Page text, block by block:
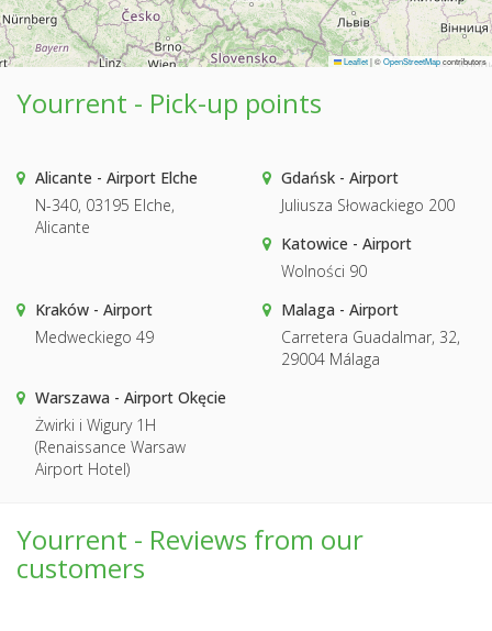
Leaflet|©OpenStreetMapcontributors
Yourrent - Pick-up points
Alicante - Airport Elche
N-340, 03195 Elche,
Alicante
Gdańsk - Airport
Juliusza Słowackiego 200
Katowice - Airport
Wolności 90
Kraków - Airport
Medweckiego 49
Malaga - Airport
Carretera Guadalmar, 32,
29004 Málaga
Warszawa - Airport Okęcie
Żwirki i Wigury 1H
(Renaissance Warsaw
Airport Hotel)
Yourrent - Reviews from our
customers